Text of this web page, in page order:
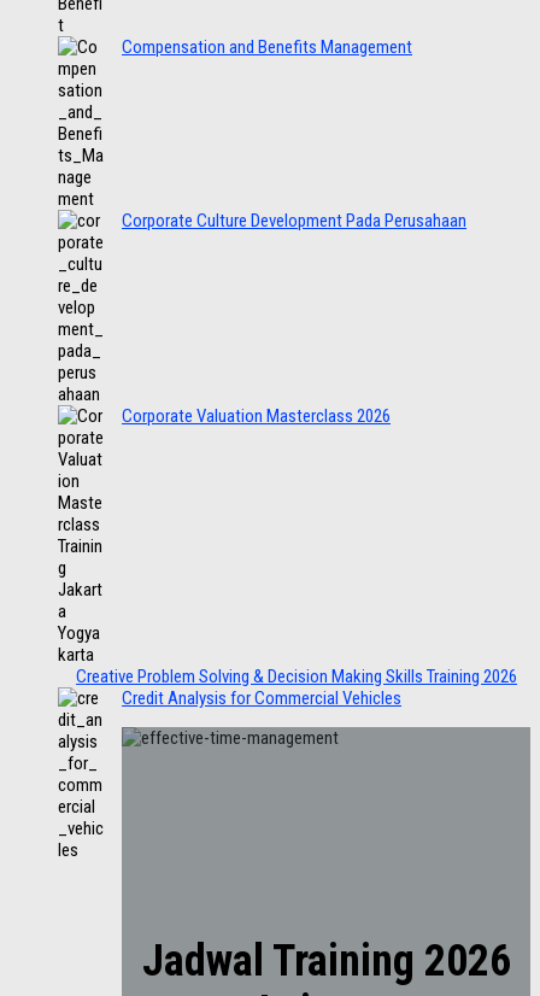
Compensation and Benefits Management
Corporate Culture Development Pada Perusahaan
Corporate Valuation Masterclass 2026
Creative Problem Solving & Decision Making Skills Training 2026
Credit Analysis for Commercial Vehicles
Jadwal Training 2026